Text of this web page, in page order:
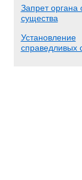
Запрет органа
существа
Установление
справедливых